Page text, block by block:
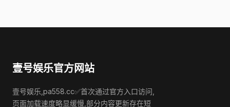
壹号娱乐官方网站
壹号娱乐,pa558.cc✅首次通过官方入口访问,
页面加载速度略显缓慢,部分内容更新存在短